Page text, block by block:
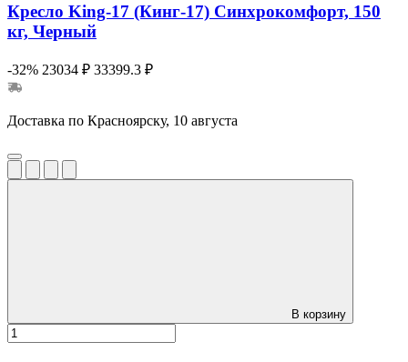
Кресло King-17 (Кинг-17) Синхрокомфорт, 150
кг, Черный
-32% 23034 ₽ 33399.3 ₽
Доставка по Красноярску, 10 августа
В корзину